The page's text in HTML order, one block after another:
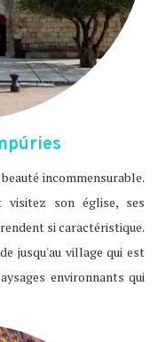
incommensurable.
visitez son église, ses
si caractéristique.
jusqu'au village qui est
environnants qui